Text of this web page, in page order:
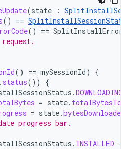
(state :
() ==
() ==
() == mySessionId)
{
. status())
{
.DOWNLOADING
= state.
= state.bytesDownloaded
progress bar.
. INSTALLED ->